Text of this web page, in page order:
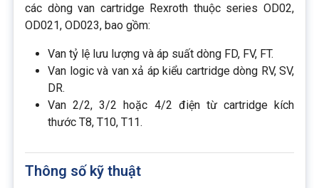
các dòng van cartridge Rexroth thuộc series OD02,
OD021, OD023, bao gồm:
Van tỷ lệ lưu lượng và áp suất dòng FD, FV, FT.
Van logic và van xả áp kiểu cartridge dòng RV, SV,
DR.
Van 2/2, 3/2 hoặc 4/2 điện từ cartridge kích
thước T8, T10, T11.
Thông số kỹ thuật